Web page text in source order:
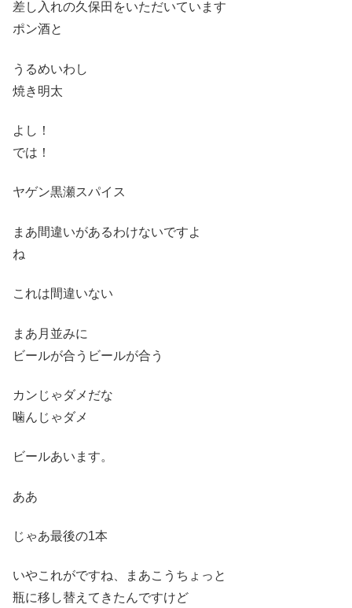
差し入れの久保田をいただいています
ポン酒と
うるめいわし
焼き明太
よし！
では！
ヤゲン黒瀬スパイス
まあ間違いがあるわけないですよ
ね
これは間違いない
まあ月並みに
ビールが合うビールが合う
カンじゃダメだな
噛んじゃダメ
ビールあいます。
ああ
じゃあ最後の1本
いやこれがですね、まあこうちょっと
瓶に移し替えてきたんですけど